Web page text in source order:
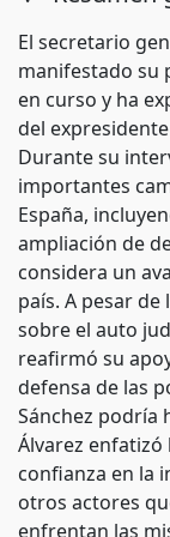
El secretario
manifestado su
en curso y ha
del
Durante su
importantes
España,
ampliación de
considera un
país. A pesar
sobre el auto
reafirmó su
defensa de las
Sánchez podría
Álvarez enfatizó
confianza en la
otros actores
enfrentan las